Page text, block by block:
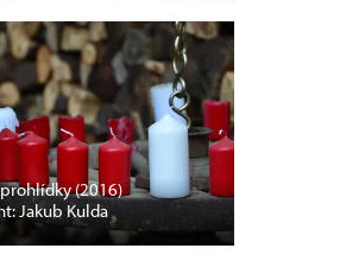
(2016)
Jakub Kulda